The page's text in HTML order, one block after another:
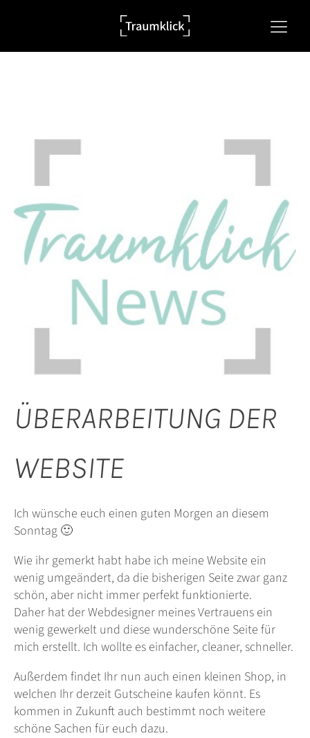
ÜBERARBEITUNG DER
WEBSITE
Ich wünsche euch einen guten Morgen an diesem
Sonntag 🙂
Wie ihr gemerkt habt habe ich meine Website ein
wenig umgeändert, da die bisherigen Seite zwar ganz
schön, aber nicht immer perfekt funktionierte.
Daher hat der Webdesigner meines Vertrauens ein
wenig gewerkelt und diese wunderschöne Seite für
mich erstellt. Ich wollte es einfacher, cleaner, schneller.
Außerdem findet Ihr nun auch einen kleinen Shop, in
welchen Ihr derzeit Gutscheine kaufen könnt. Es
kommen in Zukunft auch bestimmt noch weitere
schöne Sachen für euch dazu.